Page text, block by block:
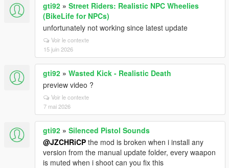
gti92 » Street Riders: Realistic NPC Wheelies
(BikeLife for NPCs)
unfortunately not working since latest update
Voir le contexte
15 juin 2026
gti92 » Wasted Kick - Realistic Death
preview video ?
Voir le contexte
7 mai 2026
gti92 » Silenced Pistol Sounds
@JZCHRiCP the mod is broken when i install any
version from the manual update folder, every waapon
is muted when i shoot can you fix this